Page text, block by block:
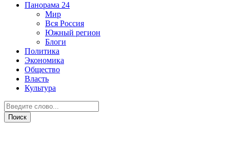
Панорама 24
Мир
Вся Россия
Южный регион
Блоги
Политика
Экономика
Общество
Власть
Культура